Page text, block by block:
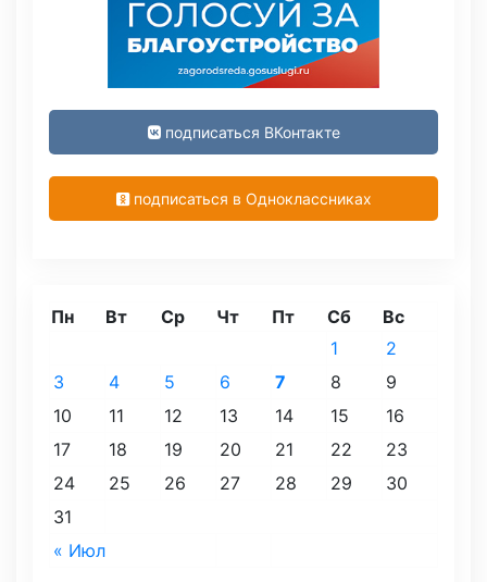
подписаться ВКонтакте
подписаться в Одноклассниках
Пн Вт Ср Чт Пт Сб Вс
« Июл
1
2
3
4 5 6 7 8
9
10
11 12 13 14 15
16
17
18 19 20 21 22
23
24
25 26 27 28 29
30
31